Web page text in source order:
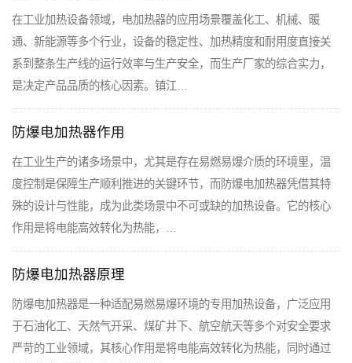
在工业加热设备领域，电加热器的应用场景覆盖化工、机械、暖
通、新能源等多个行业，设备的稳定性、加热精度和耐用度直接关
系到整条生产线的运行效率与生产安全，而生产厂家的综合实力，
是决定产品品质的核心因素。镇江…
防爆电加热器作用
在工业生产的诸多场景中，尤其是存在易燃易爆介质的环境里，温
度控制是保障生产顺利推进的关键环节，而防爆电加热器凭借其特
殊的设计与性能，成为此类场景中不可或缺的加热设备。它的核心
作用是将电能高效转化为热能，…
防爆电加热器原理
防爆电加热器是一种适配易燃易爆环境的专用加热设备，广泛应用
于石油化工、天然气开采、煤矿井下、航空航天等多个对安全要求
严苛的工业领域，其核心作用是将电能高效转化为热能，同时通过